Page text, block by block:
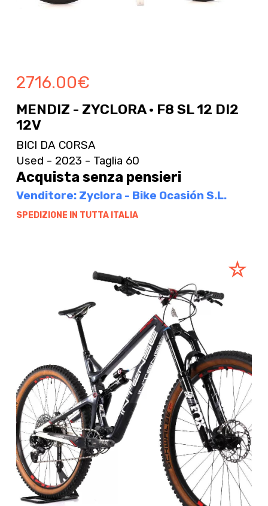
2716.00€
MENDIZ - ZYCLORA · F8 SL 12 DI2
12V
BICI DA CORSA
Used - 2023 - Taglia 60
Acquista senza pensieri
Venditore: Zyclora - Bike Ocasión S.L.
SPEDIZIONE IN TUTTA ITALIA